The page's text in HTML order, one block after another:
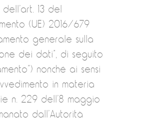
13 del
(UE) 2016/679
generale sulla
dei dati”, di seguito
nonché ai sensi
in materia
n. 229 dell’8 maggio
dall’Autorità